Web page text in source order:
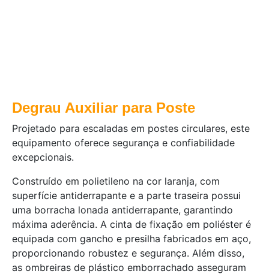
Degrau Auxiliar para Poste
Projetado para escaladas em postes circulares, este
equipamento oferece segurança e confiabilidade
excepcionais.
Construído em polietileno na cor laranja, com
superfície antiderrapante e a parte traseira possui
uma borracha lonada antiderrapante, garantindo
máxima aderência. A cinta de fixação em poliéster é
equipada com gancho e presilha fabricados em aço,
proporcionando robustez e segurança. Além disso,
as ombreiras de plástico emborrachado asseguram